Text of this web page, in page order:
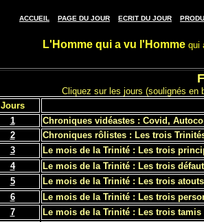
ACCUEIL PAGE DU JOUR ECRIT DU JOUR
L'Homme qui a vu l'Hommequi
Cliquez sur les jours (soulignés en
Jours
1
Chroniques vidéastes : Covid,
2
Chroniques rôlistes : Les trois
3
Le mois de la Trinité : Les trois
4
Le mois de la Trinité : Les trois
5
Le mois de la Trinité : Les trois
6
Le mois de la Trinité : Les trois
7
Le mois de la Trinité : Les trois tamis